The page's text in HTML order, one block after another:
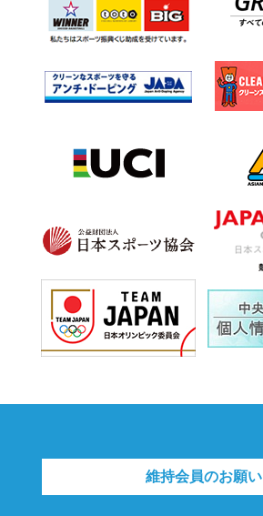
維持会員のお願い